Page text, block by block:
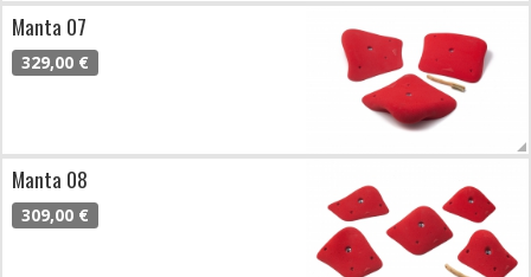
Manta 07
329,00 €
Manta 08
309,00 €